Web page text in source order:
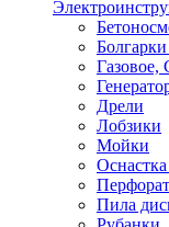
Газовое,
Дрели
Лобзики
Мойки
Пила